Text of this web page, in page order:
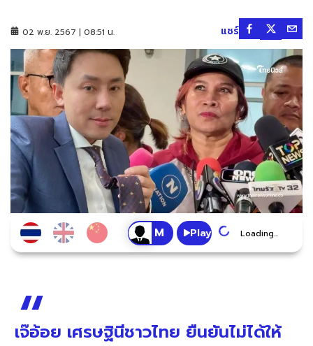
02 พ.ย. 2567 | 08:51 น. แชร์
Play Loading...
เจ๊อ้อย เศรษฐินีชาวไทย ยืนยันไม่ได้ให้